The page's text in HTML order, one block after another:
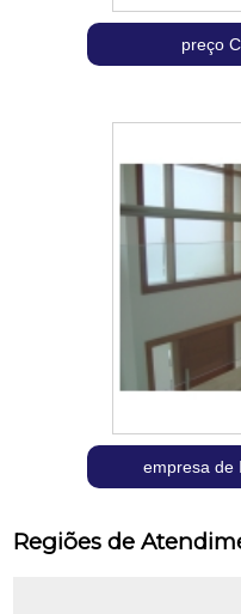
preço
empresa de
Regiões de